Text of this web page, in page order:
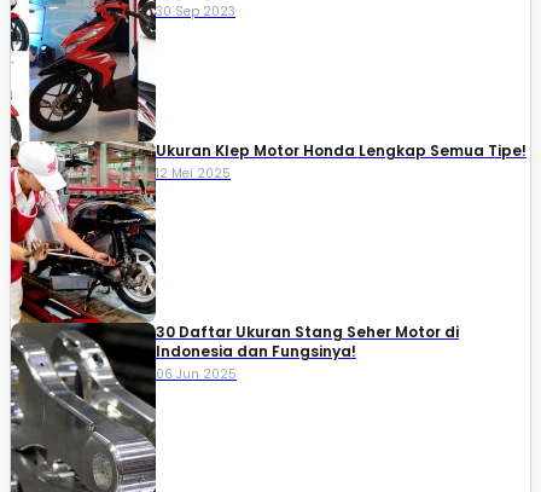
30 Sep 2023
Ukuran Klep Motor Honda Lengkap Semua Tipe!
12 Mei 2025
30 Daftar Ukuran Stang Seher Motor di
Indonesia dan Fungsinya!
06 Jun 2025